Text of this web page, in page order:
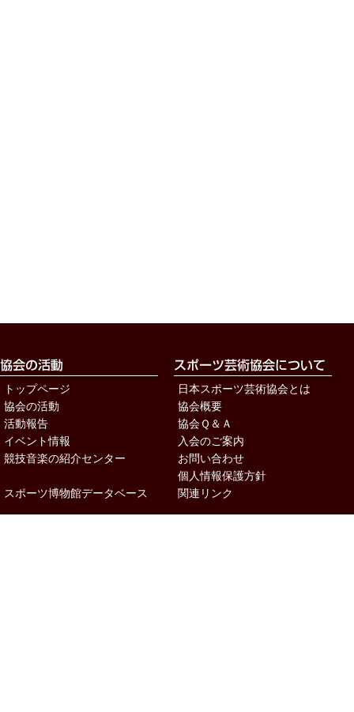
トップページ
協会の活動
活動報告
イベント情報
競技音楽の紹介センター
スポーツ博物館データベース
日本スポーツ芸術協会とは
協会概要
協会Ｑ＆Ａ
入会のご案内
お問い合わせ
個人情報保護方針
関連リンク